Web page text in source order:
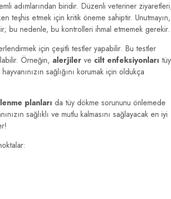
adımlarından biridir. Düzenli veteriner
teşhis etmek için kritik öneme sahiptir. Unutmayın,
bu nedenle, bu kontrolleri ihmal etmemek gerekir.
için çeşitli testler yapabilir. Bu testler
Örneğin, alerjiler ve cilt enfeksiyonları tüy
sağlığını korumak için oldukça
planları da tüy dökme sorununu önlemede
sağlıklı ve mutlu kalmasını sağlayacak en iyi